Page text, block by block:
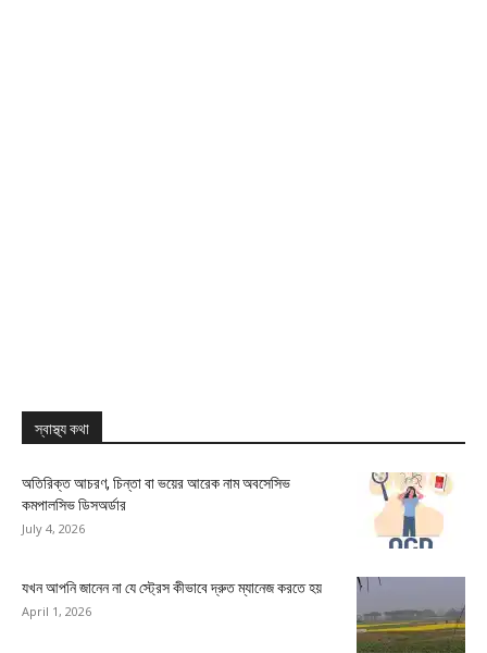
স্বাস্থ্য কথা
অতিরিক্ত আচরণ, চিন্তা বা ভয়ের আরেক নাম অবসেসিভ
কমপালসিভ ডিসঅর্ডার
July 4, 2026
যখন আপনি জানেন না যে স্ট্রেস কীভাবে দ্রুত ম্যানেজ করতে হয়
April 1, 2026